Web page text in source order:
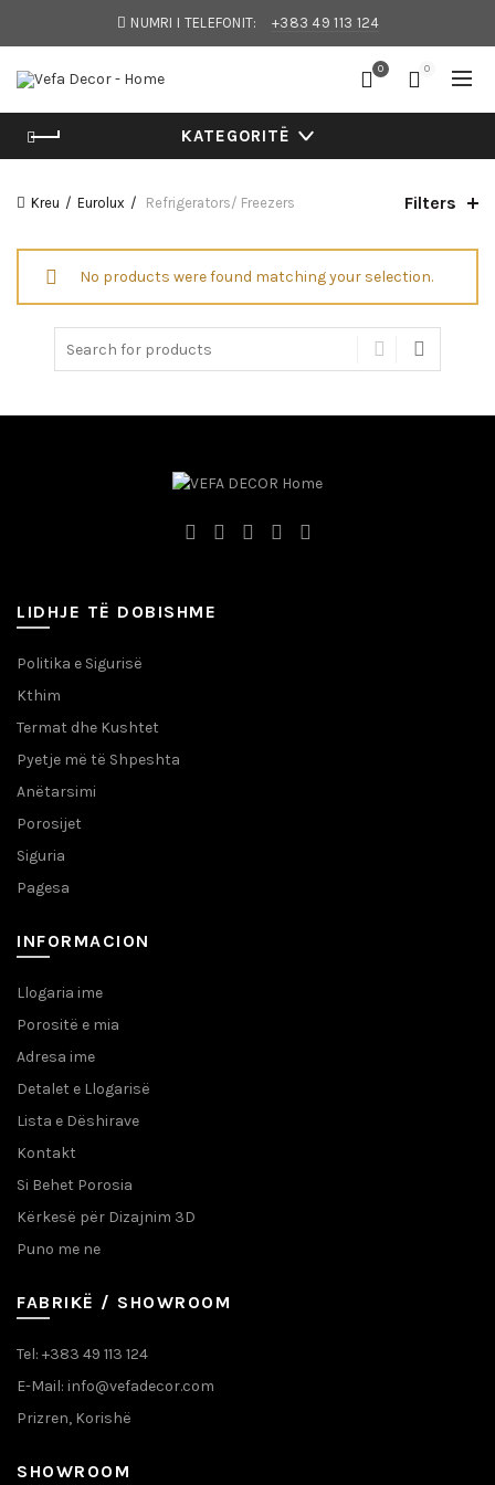
NUMRI I TELEFONIT: +383 49 113 124
0 0
KATEGORITË
Kreu Eurolux Refrigerators/ Freezers Filters
No products were found matching your selection.
LIDHJE TË DOBISHME
Politika e Sigurisë
Kthim
Termat dhe Kushtet
Pyetje më të Shpeshta
Anëtarsimi
Porosijet
Siguria
Pagesa
INFORMACION
Llogaria ime
Porositë e mia
Adresa ime
Detalet e Llogarisë
Lista e Dëshirave
Kontakt
Si Behet Porosia
Kërkesë për Dizajnim 3D
Puno me ne
FABRIKË / SHOWROOM
Tel: +383 49 113 124
E-Mail: info@vefadecor.com
Prizren, Korishë
SHOWROOM